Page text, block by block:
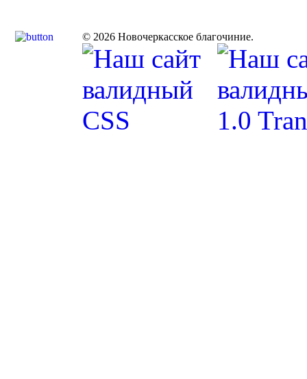
© 2026 Новочеркасское благочиние.